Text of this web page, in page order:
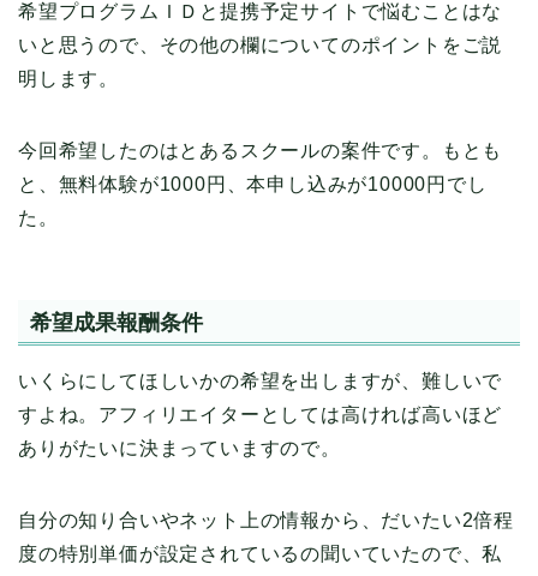
希望プログラムＩＤと提携予定サイトで悩むことはな
いと思うので、その他の欄についてのポイントをご説
明します。
今回希望したのはとあるスクールの案件です。もとも
と、無料体験が1000円、本申し込みが10000円でし
た。
希望成果報酬条件
いくらにしてほしいかの希望を出しますが、難しいで
すよね。アフィリエイターとしては高ければ高いほど
ありがたいに決まっていますので。
自分の知り合いやネット上の情報から、だいたい2倍程
度の特別単価が設定されているの聞いていたので、私